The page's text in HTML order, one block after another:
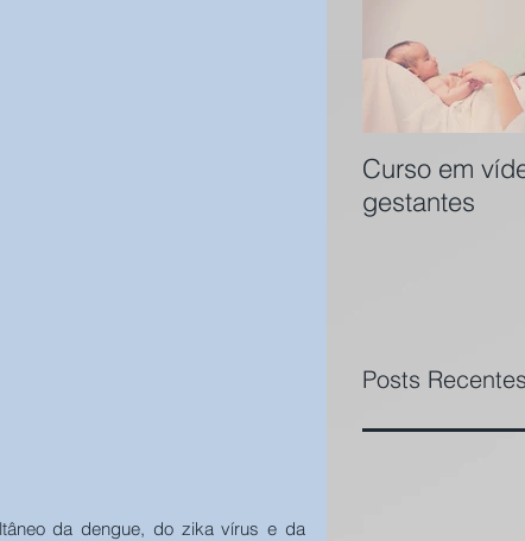
da dengue, do zika vírus e da
Curso em
gestantes
Posts Recentes